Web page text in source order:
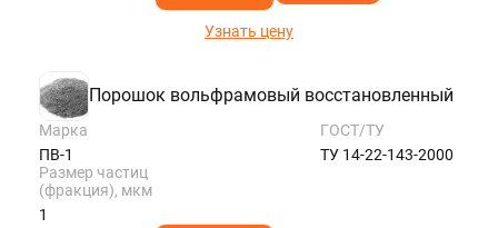
Узнать цену
Порошок вольфрамовый восстановленный
Марка
ПВ-1
ГОСТ/ТУ
ТУ 14-22-143-2000
Размер частиц
(фракция), мкм
1